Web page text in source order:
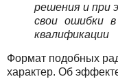
решения и при
свои ошибки в
квалификации
Формат подобных
характер. Об